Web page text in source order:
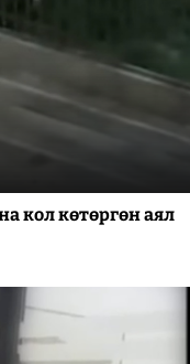
кол көтөргөн аял